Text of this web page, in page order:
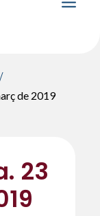
de 2019
23